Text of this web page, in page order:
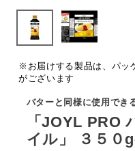
※お届けする製品は、パッ
がございます
バターと同様に使用でき
「JOYL PRO
イル」 ３５０